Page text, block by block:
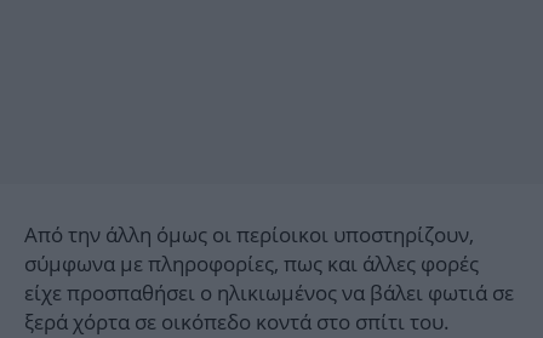
Από την άλλη όμως οι περίοικοι υποστηρίζουν,
σύμφωνα με πληροφορίες, πως και άλλες φορές
είχε προσπαθήσει ο ηλικιωμένος να βάλει φωτιά σε
ξερά χόρτα σε οικόπεδο κοντά στο σπίτι του.